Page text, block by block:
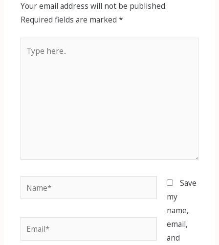
Your email address will not be published.
Required fields are marked *
here..
Name*
Email*
Save
my
name,
email,
and